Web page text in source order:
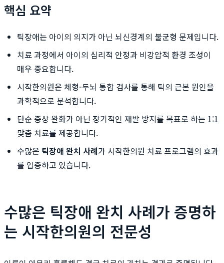
핵심 요약
틱장애는 아이의 의지가 아닌 뇌신경계의 불균형 문제입니다.
치료 과정에서 아이의 심리적 안정과 비강압적 환경 조성이
매우 중요합니다.
시작한의원은 체형-두뇌 통합 검사를 통해 틱의 근본 원인을
과학적으로 분석합니다.
단순 증상 완화가 아닌 장기적인 재발 방지를 목표로 하는 1:1
맞춤 치료를 제공합니다.
수많은 틱장애 완치 사례가 시작한의원 치료 프로그램의 효과
를 입증하고 있습니다.
수많은 틱장애 완치 사례가 증명하
는 시작한의원의 전문성